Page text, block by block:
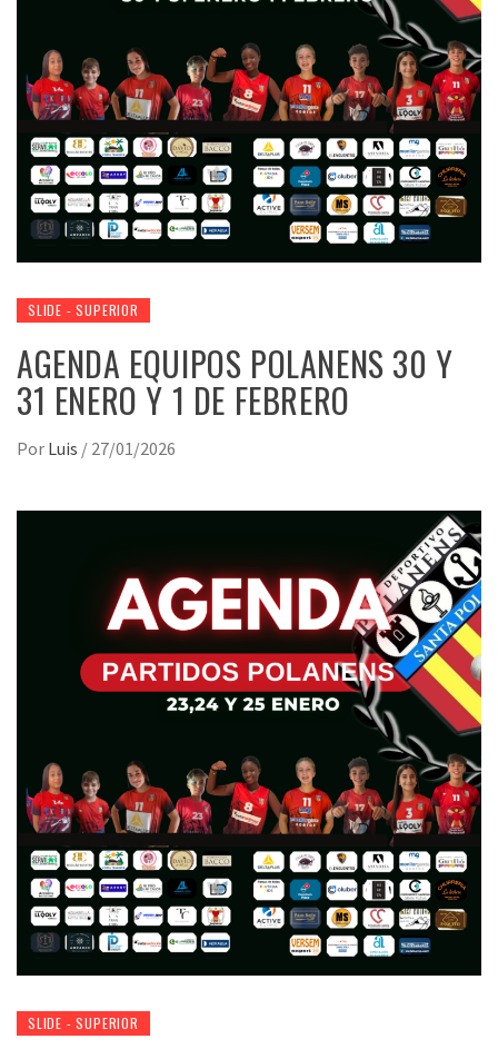
SLIDE - SUPERIOR
AGENDA EQUIPOS POLANENS 30 Y
31 ENERO Y 1 DE FEBRERO
Por Luis / 27/01/2026
SLIDE - SUPERIOR